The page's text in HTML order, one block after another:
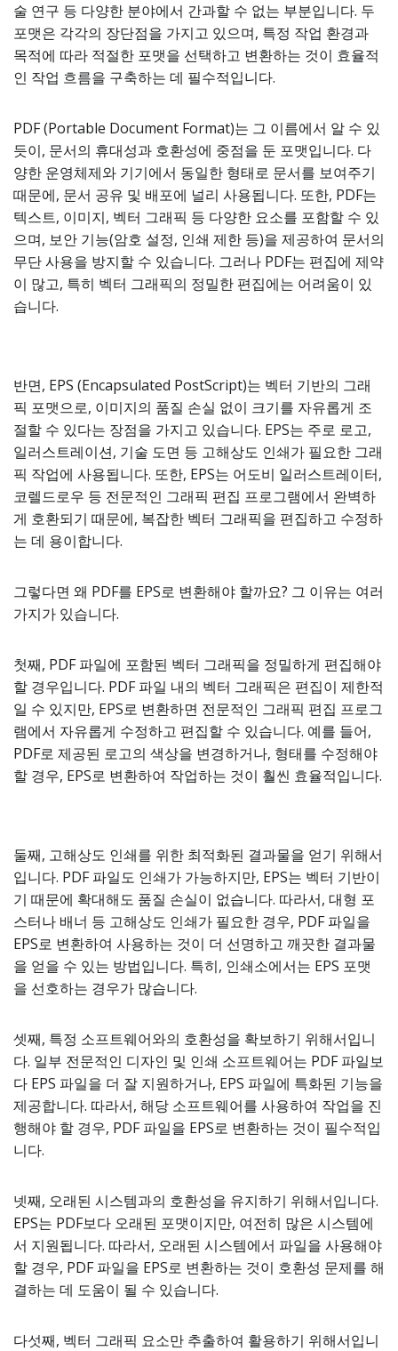
술 연구 등 다양한 분야에서 간과할 수 없는 부분입니다. 두
포맷은 각각의 장단점을 가지고 있으며, 특정 작업 환경과
목적에 따라 적절한 포맷을 선택하고 변환하는 것이 효율적
인 작업 흐름을 구축하는 데 필수적입니다.
PDF (Portable Document Format)는 그 이름에서 알 수 있
듯이, 문서의 휴대성과 호환성에 중점을 둔 포맷입니다. 다
양한 운영체제와 기기에서 동일한 형태로 문서를 보여주기
때문에, 문서 공유 및 배포에 널리 사용됩니다. 또한, PDF는
텍스트, 이미지, 벡터 그래픽 등 다양한 요소를 포함할 수 있
으며, 보안 기능(암호 설정, 인쇄 제한 등)을 제공하여 문서의
무단 사용을 방지할 수 있습니다. 그러나 PDF는 편집에 제약
이 많고, 특히 벡터 그래픽의 정밀한 편집에는 어려움이 있
습니다.
반면, EPS (Encapsulated PostScript)는 벡터 기반의 그래
픽 포맷으로, 이미지의 품질 손실 없이 크기를 자유롭게 조
절할 수 있다는 장점을 가지고 있습니다. EPS는 주로 로고,
일러스트레이션, 기술 도면 등 고해상도 인쇄가 필요한 그래
픽 작업에 사용됩니다. 또한, EPS는 어도비 일러스트레이터,
코렐드로우 등 전문적인 그래픽 편집 프로그램에서 완벽하
게 호환되기 때문에, 복잡한 벡터 그래픽을 편집하고 수정하
는 데 용이합니다.
그렇다면 왜 PDF를 EPS로 변환해야 할까요? 그 이유는 여러
가지가 있습니다.
첫째, PDF 파일에 포함된 벡터 그래픽을 정밀하게 편집해야
할 경우입니다. PDF 파일 내의 벡터 그래픽은 편집이 제한적
일 수 있지만, EPS로 변환하면 전문적인 그래픽 편집 프로그
램에서 자유롭게 수정하고 편집할 수 있습니다. 예를 들어,
PDF로 제공된 로고의 색상을 변경하거나, 형태를 수정해야
할 경우, EPS로 변환하여 작업하는 것이 훨씬 효율적입니다.
둘째, 고해상도 인쇄를 위한 최적화된 결과물을 얻기 위해서
입니다. PDF 파일도 인쇄가 가능하지만, EPS는 벡터 기반이
기 때문에 확대해도 품질 손실이 없습니다. 따라서, 대형 포
스터나 배너 등 고해상도 인쇄가 필요한 경우, PDF 파일을
EPS로 변환하여 사용하는 것이 더 선명하고 깨끗한 결과물
을 얻을 수 있는 방법입니다. 특히, 인쇄소에서는 EPS 포맷
을 선호하는 경우가 많습니다.
셋째, 특정 소프트웨어와의 호환성을 확보하기 위해서입니
다. 일부 전문적인 디자인 및 인쇄 소프트웨어는 PDF 파일보
다 EPS 파일을 더 잘 지원하거나, EPS 파일에 특화된 기능을
제공합니다. 따라서, 해당 소프트웨어를 사용하여 작업을 진
행해야 할 경우, PDF 파일을 EPS로 변환하는 것이 필수적입
니다.
넷째, 오래된 시스템과의 호환성을 유지하기 위해서입니다.
EPS는 PDF보다 오래된 포맷이지만, 여전히 많은 시스템에
서 지원됩니다. 따라서, 오래된 시스템에서 파일을 사용해야
할 경우, PDF 파일을 EPS로 변환하는 것이 호환성 문제를 해
결하는 데 도움이 될 수 있습니다.
다섯째, 벡터 그래픽 요소만 추출하여 활용하기 위해서입니